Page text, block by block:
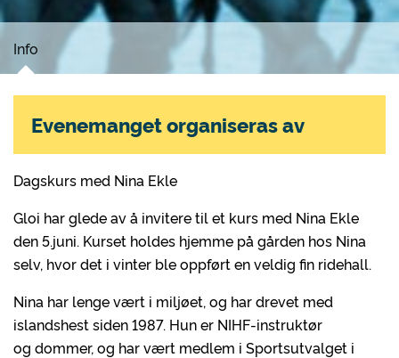
Info
Dagskurs med Nina Ekle
Gloi har glede av å invitere til et kurs med Nina Ekle
den 5.juni. Kurset holdes hjemme på gården hos Nina
selv, hvor det i vinter ble oppført en veldig fin ridehall.
Nina har lenge vært i miljøet, og har drevet med
islandshest siden 1987. Hun er NIHF-instruktør
og dommer, og har vært medlem i Sportsutvalget i
Evenemanget organiseras av